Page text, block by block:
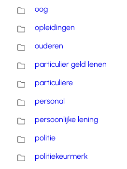
oog
opleidingen
ouderen
particulier geld lenen
particuliere
personal
persoonlijke lening
politie
politiekeurmerk